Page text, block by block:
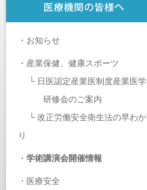
・ お知らせ
・ 産業保健、健康スポーツ
└ 日医認定産業医制度産業医学
研修会のご案内
└ 改正労働安全衛生法の早わか
り
・ 学術講演会開催情報
・ 医療安全